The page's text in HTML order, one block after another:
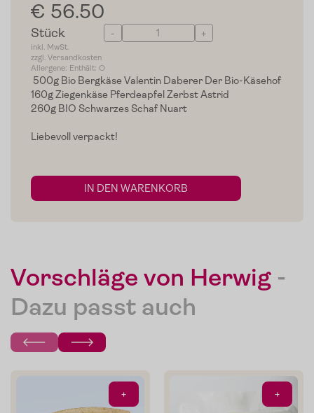
Zum Shop
Slow Food
Blog
Presse
€ 56.50
Stück - +
inkl. MwSt.
zzgl. Versandkosten
Allergene: Enthält: O
500g Bio Bergkäse Valentin Daberer Der Bio-Käsehof
160g Ziegenkäse Pferdeapfel Zerbst Astrid
260g BIO Schwarzes Schaf Nuart
Liebevoll verpackt!
IN DEN WARENKORB
Vorschläge von Herwig-
Dazu passt auch
+ +